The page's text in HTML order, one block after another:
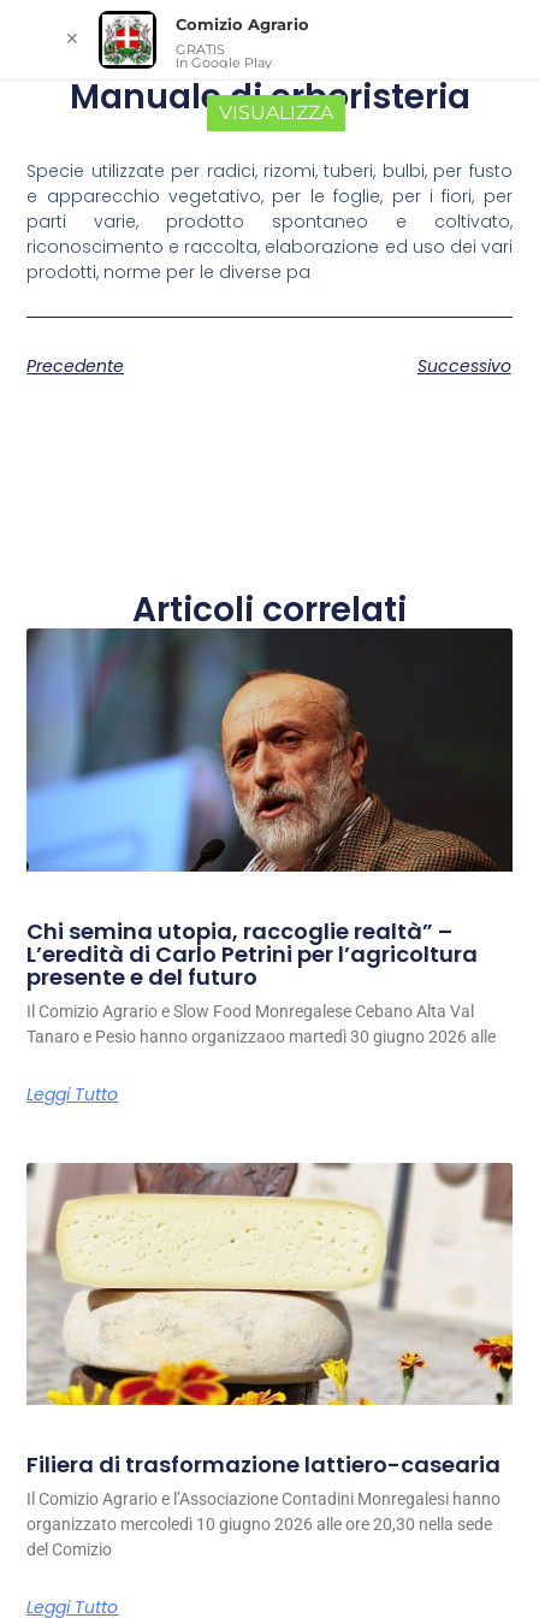
Manuale di erboristeria
Specie utilizzate per radici, rizomi, tuberi, bulbi, per fusto
e apparecchio vegetativo, per le foglie, per i fiori, per
parti varie, prodotto spontaneo e coltivato,
riconoscimento e raccolta, elaborazione ed uso dei vari
prodotti, norme per le diverse pa
Precedente Successivo
Articoli correlati
Chi semina utopia, raccoglie realtà” –
L’eredità di Carlo Petrini per l’agricoltura
presente e del futuro
Il Comizio Agrario e Slow Food Monregalese Cebano Alta Val
Tanaro e Pesio hanno organizzaoo martedì 30 giugno 2026 alle
Leggi Tutto
Filiera di trasformazione lattiero-casearia
Il Comizio Agrario e l’Associazione Contadini Monregalesi hanno
organizzato mercoledì 10 giugno 2026 alle ore 20,30 nella sede
del Comizio
Leggi Tutto
✕
Comizio Agrario
GRATIS
In Google Play
VISUALIZZA